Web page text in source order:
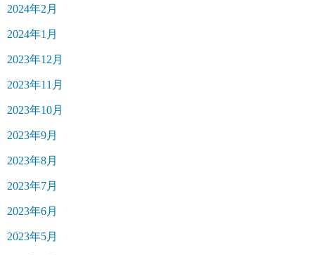
2024年2月
2024年1月
2023年12月
2023年11月
2023年10月
2023年9月
2023年8月
2023年7月
2023年6月
2023年5月